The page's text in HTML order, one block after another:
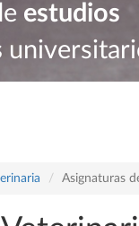
estudios
Asignaturas